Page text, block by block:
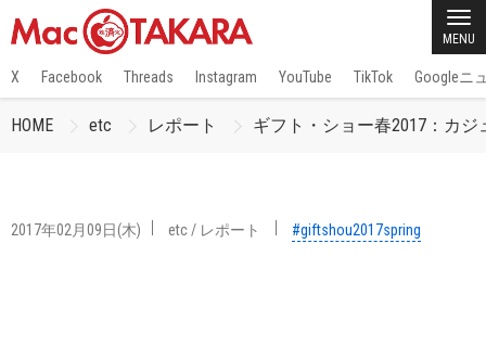
MENU
X Facebook Threads Instagram YouTube TikTok Googleニ
HOME etc レポート ギフト・ショー春2017：カ
2017年02月09日(木) etc/ レポート #giftshou2017spring